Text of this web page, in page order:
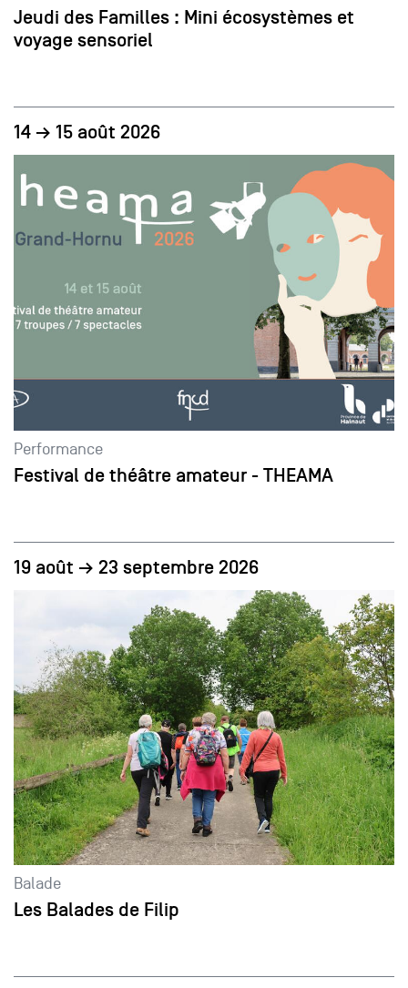
Jeudi des Familles : Mini écosystèmes et
voyage sensoriel
14 → 15 août 2026
Performance
Festival de théâtre amateur - THEAMA
19 août → 23 septembre 2026
Balade
Les Balades de Filip